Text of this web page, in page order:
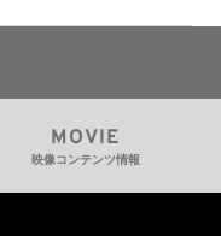
MOVIE
映像コンテンツ情報